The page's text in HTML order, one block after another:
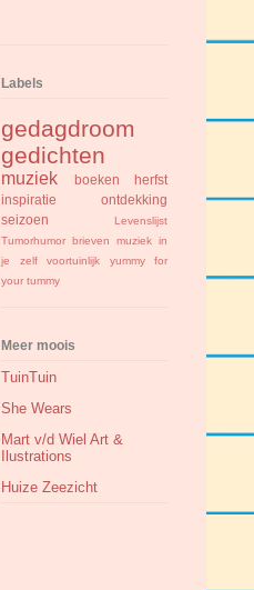
Labels
gedagdroom
gedichten
muziek boeken
herfst
inspiratie
ontdekking
seizoen
Levenslijst
Tumorhumor brieven
muziek in
je zelf
voortuinlijk
yummy for
your tummy
Meer moois
TuinTuin
She Wears
Mart v/d Wiel Art &
Ilustrations
Huize Zeezicht